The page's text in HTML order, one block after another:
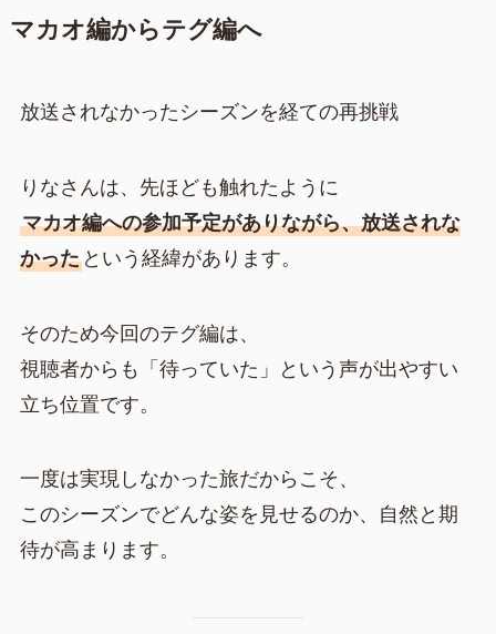
マカオ編からテグ編へ
放送されなかったシーズンを経ての再挑戦
りなさんは、先ほども触れたように
マカオ編への参加予定がありながら、放送されな
かったという経緯があります。
そのため今回のテグ編は、
視聴者からも「待っていた」という声が出やすい
立ち位置です。
一度は実現しなかった旅だからこそ、
このシーズンでどんな姿を見せるのか、自然と期
待が高まります。